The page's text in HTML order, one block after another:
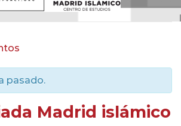
pasado.
Madrid islámico